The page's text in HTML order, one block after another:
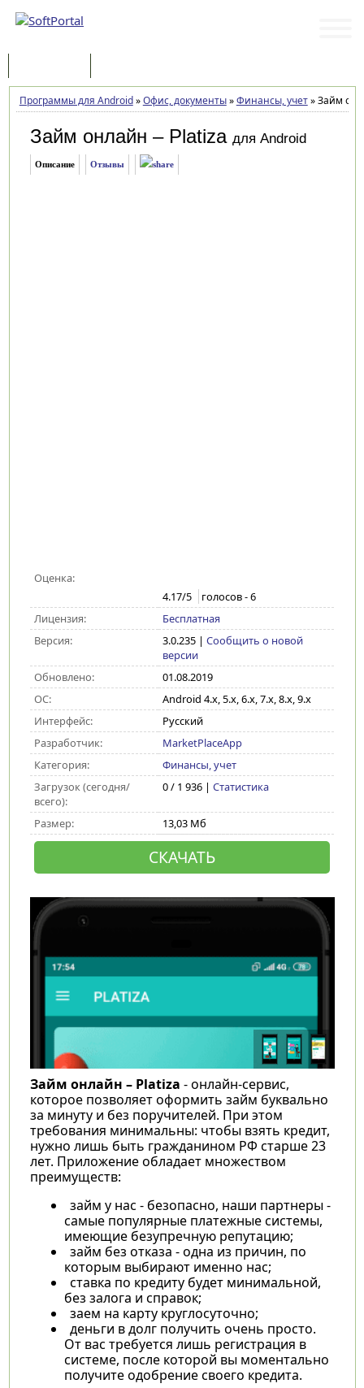
Программы для Android»Офис, документы»Финансы, учет»Займ
Займ онлайн – Platiza для Android
Описание Отзывы
Оценка:
4.17/5 голосов -6
Лицензия:
Бесплатная
Версия:
3.0.235| Сообщить о новой
версии
Обновлено:
01.08.2019
ОС:
Android 4.x, 5.x, 6.x, 7.x, 8.x, 9.x
Интерфейс:
Русский
Разработчик:
MarketPlaceApp
Категория:
Финансы, учет
Загрузок (сегодня/
всего):
0 / 1 936 | Статистика
Размер: 13,03 Мб
СКАЧАТЬ
Займ онлайн – Platiza - онлайн-сервис,
которое позволяет оформить займ буквально
за минуту и без поручителей. При этом
требования минимальны: чтобы взять кредит,
нужно лишь быть гражданином РФ старше 23
лет. Приложение обладает множеством
преимуществ:
займ у нас - безопасно, наши партнеры -
самые популярные платежные системы,
имеющие безупречную репутацию;
займ без отказа - одна из причин, по
которым выбирают именно нас;
ставка по кредиту будет минимальной,
без залога и справок;
заем на карту круглосуточно;
деньги в долг получить очень просто.
От вас требуется лишь регистрация в
системе, после которой вы моментально
получите одобрение своего кредита.